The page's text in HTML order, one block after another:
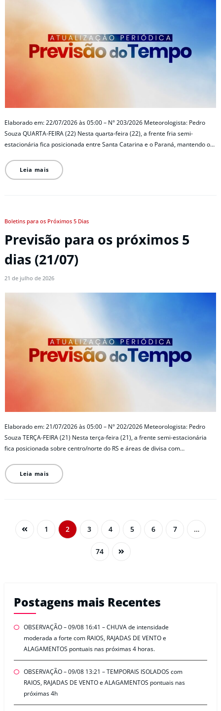
Elaborado em: 22/07/2026 às 05:00 – N° 203/2026 Meteorologista: Pedro
Souza QUARTA-FEIRA (22) Nesta quarta-feira (22), a frente fria semi-
estacionária fica posicionada entre Santa Catarina e o Paraná, mantendo o…
Leia mais
Boletins para os Próximos 5 Dias
Previsão para os próximos 5
dias (21/07)
21 de julho de 2026
Elaborado em: 21/07/2026 às 05:00 – N° 202/2026 Meteorologista: Pedro
Souza TERÇA-FEIRA (21) Nesta terça-feira (21), a frente semi-estacionária
fica posicionada sobre centro/norte do RS e áreas de divisa com…
Leia mais
1 2 3 4 5 6 7 …
74
Postagens mais Recentes
OBSERVAÇÃO – 09/08 16:41 – CHUVA de intensidade
moderada a forte com RAIOS, RAJADAS DE VENTO e
ALAGAMENTOS pontuais nas próximas 4 horas.
OBSERVAÇÃO – 09/08 13:21 – TEMPORAIS ISOLADOS com
RAIOS, RAJADAS DE VENTO e ALAGAMENTOS pontuais nas
próximas 4h